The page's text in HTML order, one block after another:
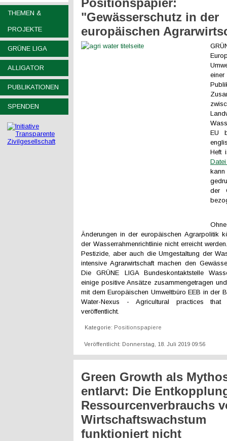
THEMEN &
PROJEKTE
GRÜNE LIGA
ALLIGATOR
PUBLIKATIONEN
SPENDEN
Positionspapier:
"Gewässerschutz in der
europäischen
EU
Heft
der
Änderungen in der europäischen Agrarpolitik
der Wasserrahmenrichtlinie nicht erreicht
Pestizide, aber auch die Umgestaltung der
intensive Agrarwirtschaft machen den
Die GRÜNE LIGA Bundeskontaktstelle
einige positive Ansätze zusammengetragen
mit dem Europäischen Umweltbüro EEB in der
Water-Nexus - Agricultural practices that
veröffentlicht.
Kategorie: Positionspapiere
Veröffentlicht: Donnerstag, 18. Juli 2019 09:56
Green Growth als
entlarvt: Die
Ressourcenverbrauchs
Wirtschaftswachstum
funktioniert nicht